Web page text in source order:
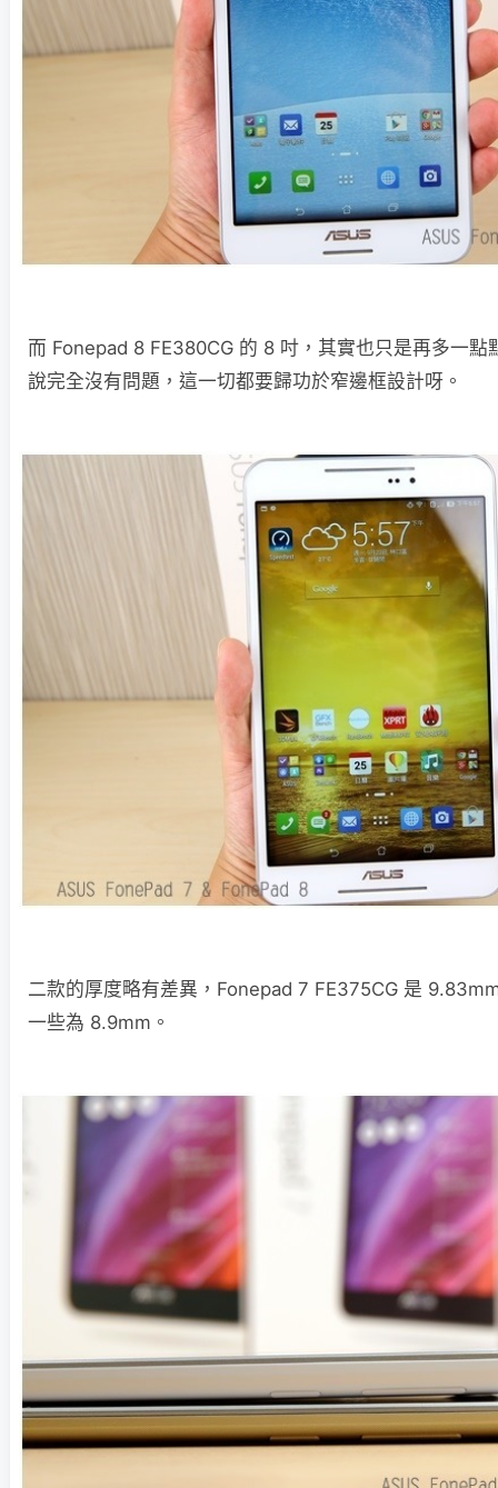
而 Fonepad 8 FE380CG 的 8 吋，其實也只是再多一點
說完全沒有問題，這一切都要歸功於窄邊框設計呀。
二款的厚度略有差異，Fonepad 7 FE375CG 是
一些為 8.9mm。